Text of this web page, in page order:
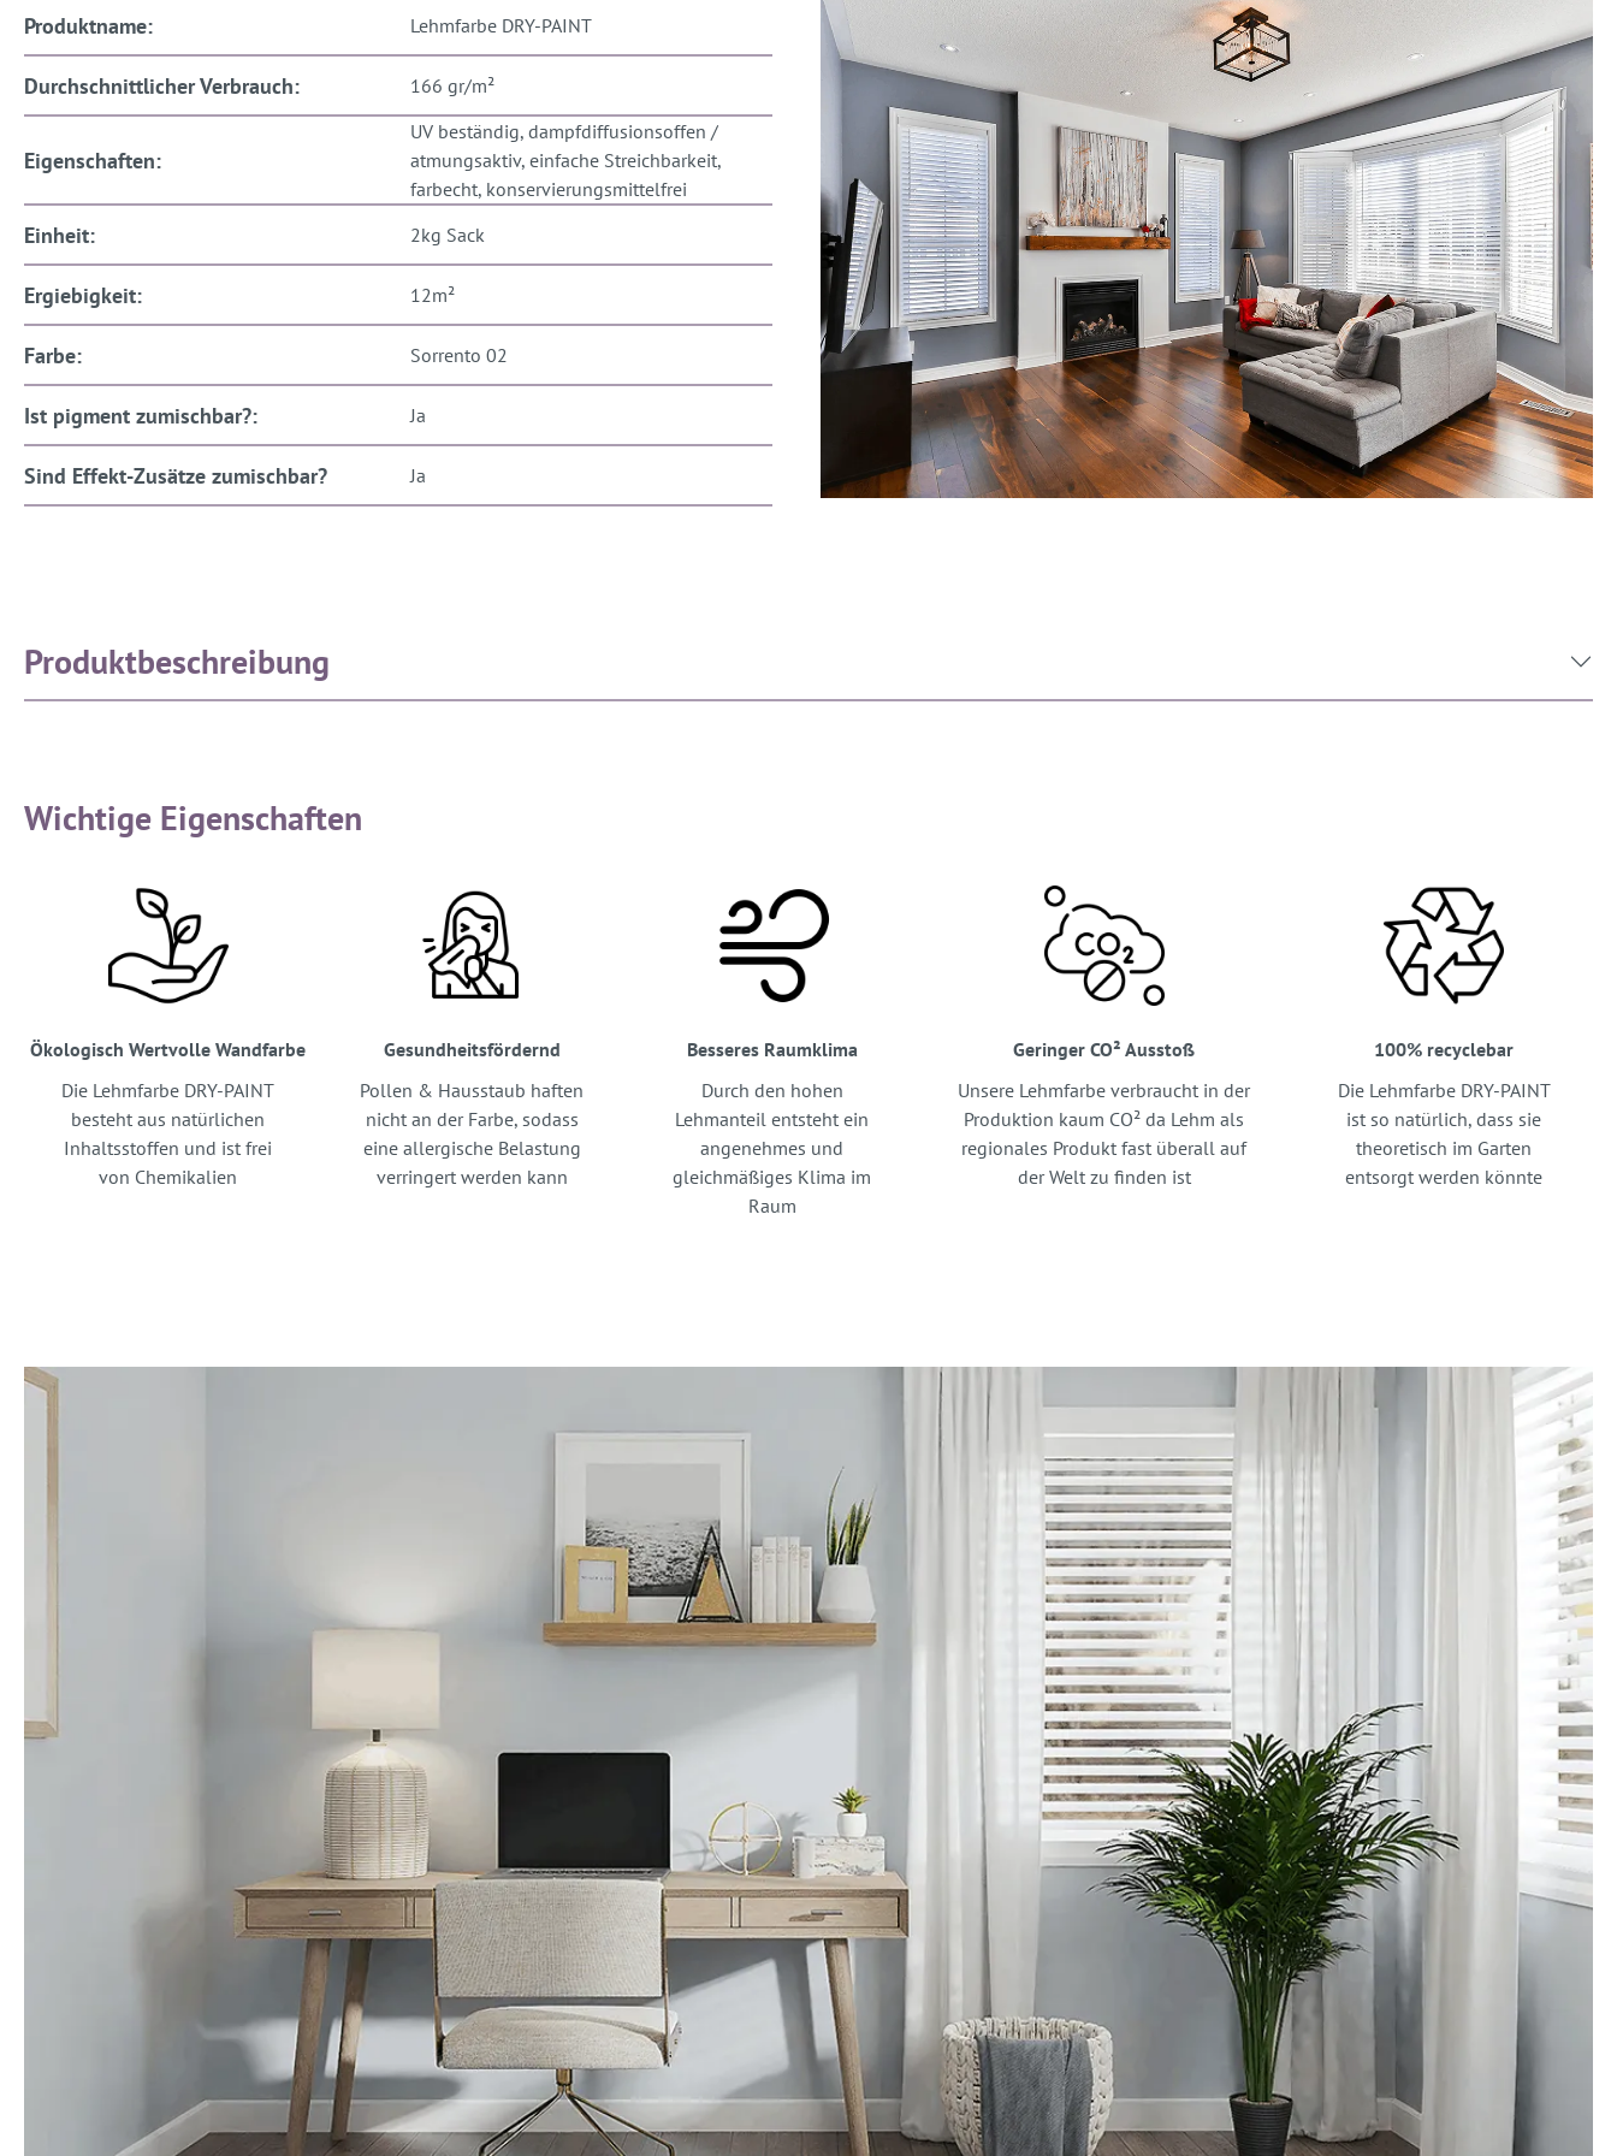
Produktname: Lehmfarbe DRY-PAINT
Durchschnittlicher Verbrauch: 166 gr/m²
Eigenschaften:
UV beständig, dampfdiffusionsoffen /
atmungsaktiv, einfache Streichbarkeit,
farbecht, konservierungsmittelfrei
Einheit: 2kg Sack
Ergiebigkeit: 12m²
Farbe: Sorrento 02
Ist pigment zumischbar?: Ja
Sind Effekt-Zusätze zumischbar? Ja
Produktbeschreibung
Wichtige Eigenschaften
Ökologisch Wertvolle Wandfarbe
Die Lehmfarbe DRY-PAINT
besteht aus natürlichen
Inhaltsstoffen und ist frei
von Chemikalien
Gesundheitsfördernd
Pollen & Hausstaub haften
nicht an der Farbe, sodass
eine allergische Belastung
verringert werden kann
Besseres Raumklima
Durch den hohen
Lehmanteil entsteht ein
angenehmes und
gleichmäßiges Klima im
Raum
Geringer CO² Ausstoß
Unsere Lehmfarbe verbraucht in der
Produktion kaum CO² da Lehm als
regionales Produkt fast überall auf
der Welt zu finden ist
100% recyclebar
Die Lehmfarbe DRY-PAINT
ist so natürlich, dass sie
theoretisch im Garten
entsorgt werden könnte